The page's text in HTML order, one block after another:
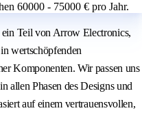
60000 - 75000 € pro Jahr.
Teil von Arrow Electronics,
wertschöpfenden
Komponenten. Wir passen uns
allen Phasen des Designs und
auf einem vertrauensvollen,